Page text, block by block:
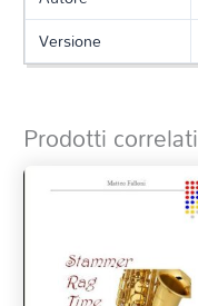
Versione
Prodotti correlati